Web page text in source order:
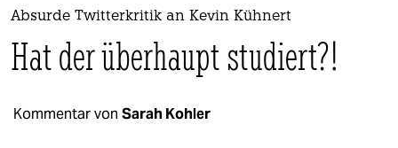
politik
öko
Absurde Twitterkritik an Kevin Kühnert
Hat der überhaupt studiert?!
Kommentar von Sarah Kohler